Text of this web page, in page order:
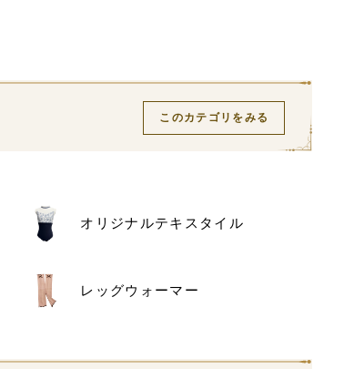
このカテゴリをみる
オリジナルテキスタイル
レッグウォーマー